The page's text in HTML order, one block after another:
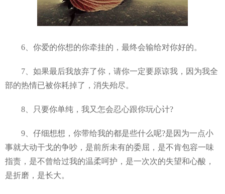
6、你爱的你想的你牵挂的，最终会输给对你好的。
7、如果最后我放弃了你，请你一定要原谅我，因为我全
部的热情已被你耗掉了，消失殆尽。
8、只要你单纯，我又怎会忍心跟你玩心计?
9、仔细想想，你带给我的都是些什么呢?是因为一点小
事就大动干戈的争吵，是前所未有的委屈，是不肯包容一味
指责，是不曾给过我的温柔呵护，是一次次的失望和心酸，
是折磨，是长大。